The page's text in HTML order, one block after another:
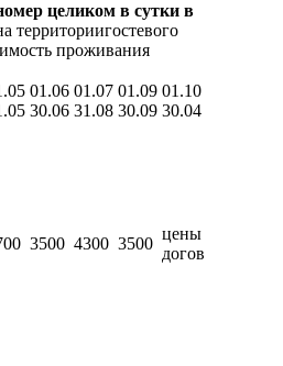
целиком в сутки в
территориигостевого
проживания
01.06
30.06
01.07
31.08
01.09
30.09
01.10
30.04
3500 4300 3500
цены
догов